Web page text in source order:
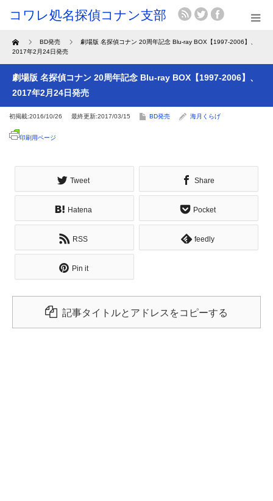
Home BD発売
劇場版 名探偵コナン 20周年記念 Blu-ray BOX【1997-2006】、
2017年2月24日発売
劇場版 名探偵コナン 20周年記念 Blu-ray BOX【1997-2006】、
2017年2月24日発売
初掲載:2016/10/26 最終更新:2017/03/15 BD発売 海月くらげ
印刷用ページ
Tweet Share
Hatena Pocket
RSS feedly
Pin it
記事タイトルとアドレスをコピーする